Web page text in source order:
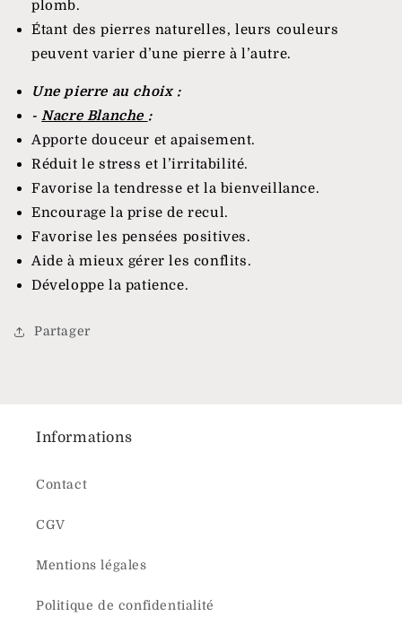
plomb.
Étant des pierres naturelles, leurs couleurs
peuvent varier d’une pierre à l’autre.
Une pierre au choix :
-Nacre Blanche :
Apporte douceur et apaisement.
Réduit le stress et l’irritabilité.
Favorise la tendresse et la bienveillance.
Encourage la prise de recul.
Favorise les pensées positives.
Aide à mieux gérer les conflits.
Développe la patience.
Partager
Informations
Contact
CGV
Mentions légales
Politique de confidentialité